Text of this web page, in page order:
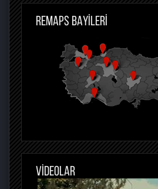
REMAPS BAYİLERİ
VİDEOLAR